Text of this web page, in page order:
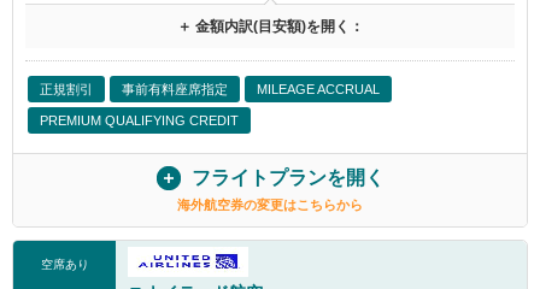
＋ 金額内訳(目安額)を開く：
正規割引 事前有料座席指定 MILEAGE ACCRUAL
PREMIUM QUALIFYING CREDIT
フライトプランを開く
海外航空券の変更はこちらから
空席あり